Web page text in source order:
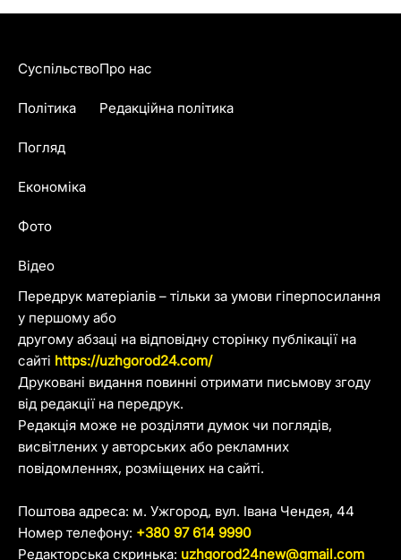
Передрук матеріалів – тільки за умови гіперпосилання
у першому або
другому абзаці на відповідну сторінку публікації на
сайті https://uzhgorod24.com/
Друковані видання повинні отримати письмову згоду
від редакції на передрук.
Редакція може не розділяти думок чи поглядів,
висвітлених у авторських або рекламних
повідомленнях, розміщених на сайті.
Поштова адреса: м. Ужгород, вул. Івана Чендея, 44
Номер телефону: +380 97 614 9990
Редакторська скринька: uzhgorod24new@gmail.com
Суспільство
Політика
Погляд
Економіка
Фото
Відео
Про нас
Редакційна політика